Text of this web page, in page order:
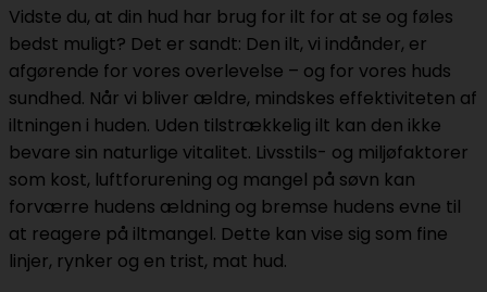
Vidste du, at din hud har brug for ilt for at se og føles
bedst muligt? Det er sandt: Den ilt, vi indånder, er
afgørende for vores overlevelse – og for vores huds
sundhed. Når vi bliver ældre, mindskes effektiviteten af
iltningen i huden. Uden tilstrækkelig ilt kan den ikke
bevare sin naturlige vitalitet. Livsstils- og miljøfaktorer
som kost, luftforurening og mangel på søvn kan
forværre hudens ældning og bremse hudens evne til
at reagere på iltmangel. Dette kan vise sig som fine
linjer, rynker og en trist, mat hud.